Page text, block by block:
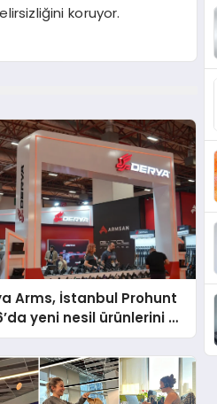
koruyor.
Arms, İstanbul Prohunt
yeni nesil ürünlerini ve
marka vizyonunu